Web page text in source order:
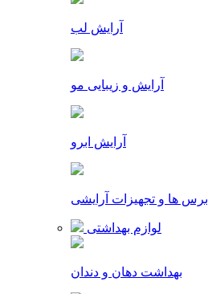
آرایش لب
آرایش و زیبایی مو
آرایش ابرو
برس ها و تجهیزات آرایشی
لوازم بهداشتی
بهداشت دهان و دندان